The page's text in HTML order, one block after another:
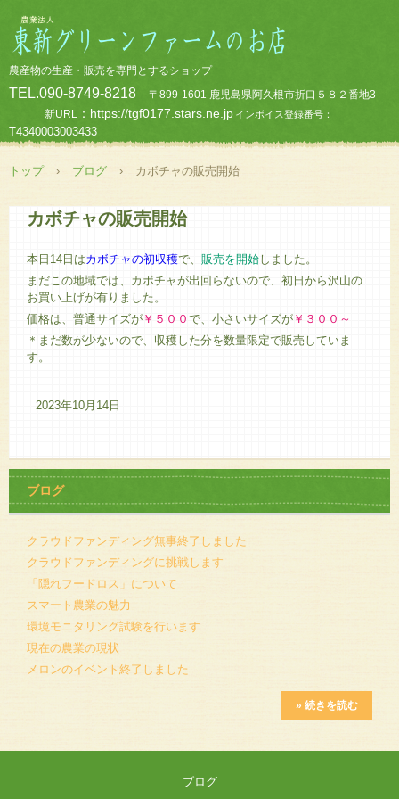
農産物の生産・販売を専門とするショップ
TEL.090-8749-8218
〒899-1601 鹿児島県阿久根市折口５８２番地3
新URL ：https://tgf0177.stars.ne.jp インボイス登録番号：
T4340003003433
トップ › ブログ › カボチャの販売開始
カボチャの販売開始
本日14日はカボチャの初収穫で、 販売を開始しました。
まだこの地域では、カボチャが出回らないので、初日から沢山の
お買い上げが有りました。
価格は、普通サイズが ￥５００ で、小さいサイズが ￥３００～
＊まだ数が少ないので、収穫した分を数量限定で販売していま
す。
2023年10月14日
ブログ
クラウドファンディング無事終了しました
クラウドファンディングに挑戦します
「隠れフードロス」について
スマート農業の魅力
環境モニタリング試験を行います
現在の農業の現状
メロンのイベント終了しました
» 続きを読む
ブログ